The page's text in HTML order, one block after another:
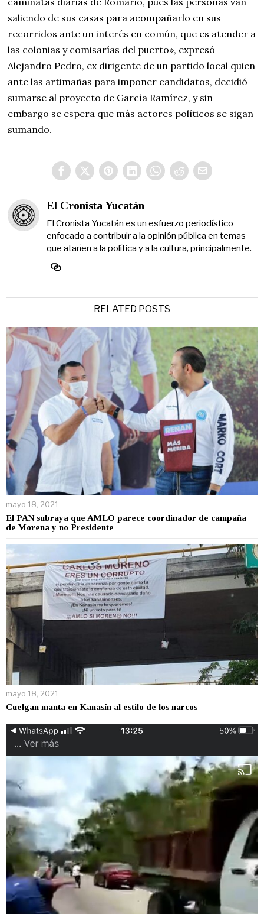
saliendo de sus casas para acompañarlo en sus
recorridos ante un interés en común, que es atender a
las colonias y comisarías del puerto», expresó
Alejandro Pedro, ex dirigente de un partido local quien
ante las artimañas para imponer candidatos, decidió
sumarse al proyecto de García Ramírez, y sin
embargo se espera que más actores políticos se sigan
sumando.
El Cronista Yucatán
El Cronista Yucatán es un esfuerzo periodístico
enfocado a contribuir a la opinión pública en temas
que atañen a la política y a la cultura, principalmente.
RELATED POSTS
mayo 18, 2021
El PAN subraya que AMLO parece coordinador de campaña
de Morena y no Presidente
mayo 18, 2021
Cuelgan manta en Kanasín al estilo de los narcos